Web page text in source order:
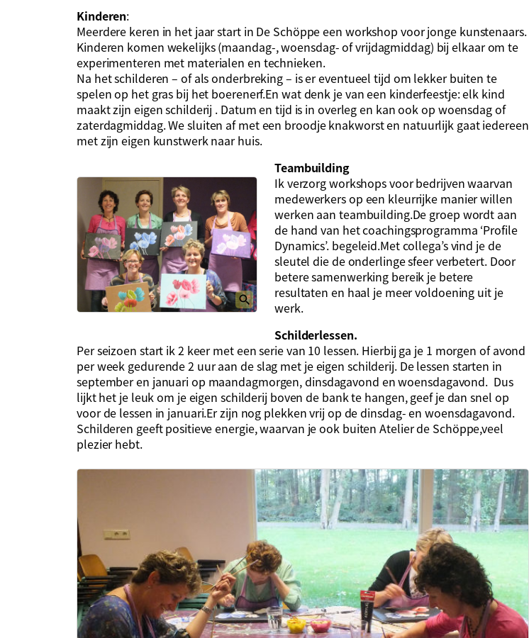
Kinderen:
Meerdere keren in het jaar start in De Schöppe een workshop voor jonge kunstenaars.
Kinderen komen wekelijks (maandag-, woensdag- of vrijdagmiddag) bij elkaar om te
experimenteren met materialen en technieken.
Na het schilderen – of als onderbreking – is er eventueel tijd om lekker buiten te
spelen op het gras bij het boerenerf.En wat denk je van een kinderfeestje: elk kind
maakt zijn eigen schilderij . Datum en tijd is in overleg en kan ook op woensdag of
zaterdagmiddag. We sluiten af met een broodje knakworst en natuurlijk gaat iedereen
met zijn eigen kunstwerk naar huis.
Teambuilding
Ik verzorg workshops voor bedrijven waarvan
medewerkers op een kleurrijke manier willen
werken aan teambuilding.De groep wordt aan
de hand van het coachingsprogramma ‘Profile
Dynamics’. begeleid.Met collega’s vind je de
sleutel die de onderlinge sfeer verbetert. Door
betere samenwerking bereik je betere
resultaten en haal je meer voldoening uit je
werk.
Schilderlessen.
Per seizoen start ik 2 keer met een serie van 10 lessen. Hierbij ga je 1 morgen of avond
per week gedurende 2 uur aan de slag met je eigen schilderij. De lessen starten in
september en januari op maandagmorgen, dinsdagavond en woensdagavond. Dus
lijkt het je leuk om je eigen schilderij boven de bank te hangen, geef je dan snel op
voor de lessen in januari.Er zijn nog plekken vrij op de dinsdag- en woensdagavond.
Schilderen geeft positieve energie, waarvan je ook buiten Atelier de Schöppe,veel
plezier hebt.